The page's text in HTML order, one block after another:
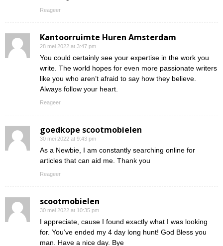
Reageer
Kantoorruimte Huren Amsterdam
28 mei 2022 at 3:47 pm
You could certainly see your expertise in the work you
write. The world hopes for even more passionate writers
like you who aren’t afraid to say how they believe.
Always follow your heart.
Reageer
goedkope scootmobielen
30 mei 2022 at 9:43 pm
As a Newbie, I am constantly searching online for
articles that can aid me. Thank you
Reageer
scootmobielen
30 mei 2022 at 10:35 pm
I appreciate, cause I found exactly what I was looking
for. You’ve ended my 4 day long hunt! God Bless you
man. Have a nice day. Bye